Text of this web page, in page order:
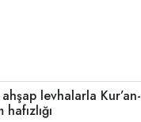
levhalarla Kur’an-
hafızlığı